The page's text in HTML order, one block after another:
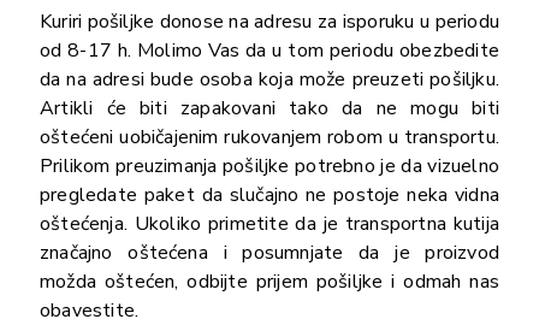
Kuriri pošiljke donose na adresu za isporuku u periodu
od 8-17 h. Molimo Vas da u tom periodu obezbedite
da na adresi bude osoba koja može preuzeti pošiljku.
Artikli će biti zapakovani tako da ne mogu biti
oštećeni uobičajenim rukovanjem robom u transportu.
Prilikom preuzimanja pošiljke potrebno je da vizuelno
pregledate paket da slučajno ne postoje neka vidna
oštećenja. Ukoliko primetite da je transportna kutija
značajno oštećena i posumnjate da je proizvod
možda oštećen, odbijte prijem pošiljke i odmah nas
obavestite.